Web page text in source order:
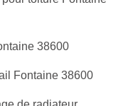
38600
Fontaine 38600